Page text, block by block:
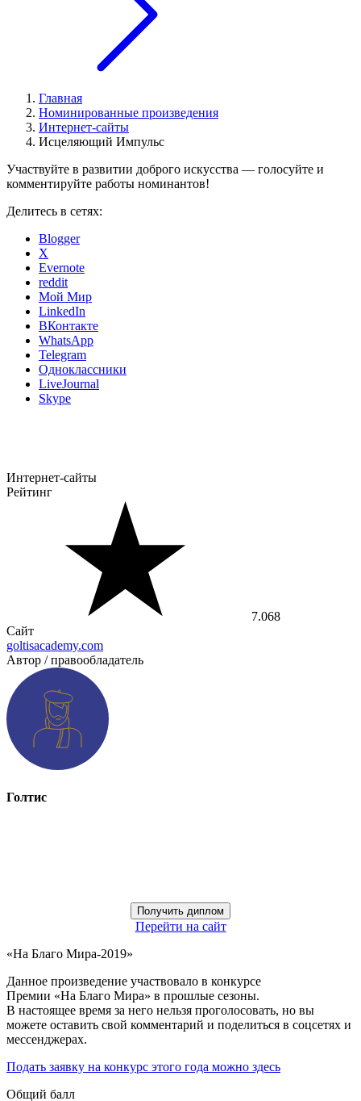
Главная
Номинированные произведения
Интернет-сайты
Исцеляющий Импульс
Участвуйте в развитии доброго искусства — голосуйте и
комментируйте работы номинантов!
Делитесь в сетях:
Blogger
X
Evernote
reddit
Мой Мир
LinkedIn
ВКонтакте
WhatsApp
Telegram
Одноклассники
LiveJournal
Skype
Интернет-сайты
Рейтинг
7.068
Сайт
goltisacademy.com
Автор / правообладатель
Голтис
Получить диплом
Перейти на сайт
«На Благо Мира-2019»
Данное произведение участвовало в конкурсе
Премии «На Благо Мира» в прошлые сезоны.
В настоящее время за него нельзя проголосовать, но вы
можете оставить свой комментарий и поделиться в соцсетях и
мессенджерах.
Подать заявку на конкурс этого года можно здесь
Общий балл